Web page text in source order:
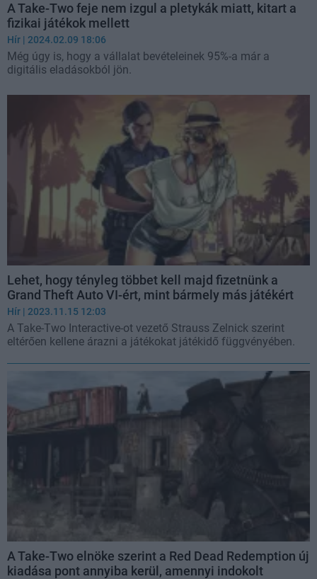
A Take-Two feje nem izgul a pletykák miatt, kitart a
fizikai játékok mellett
Hír | 2024.02.09 18:06
Még úgy is, hogy a vállalat bevételeinek 95%-a már a
digitális eladásokból jön.
Lehet, hogy tényleg többet kell majd fizetnünk a
Grand Theft Auto VI-ért, mint bármely más játékért
Hír | 2023.11.15 12:03
A Take-Two Interactive-ot vezető Strauss Zelnick szerint
eltérően kellene árazni a játékokat játékidő függvényében.
A Take-Two elnöke szerint a Red Dead Redemption új
kiadása pont annyiba kerül, amennyi indokolt